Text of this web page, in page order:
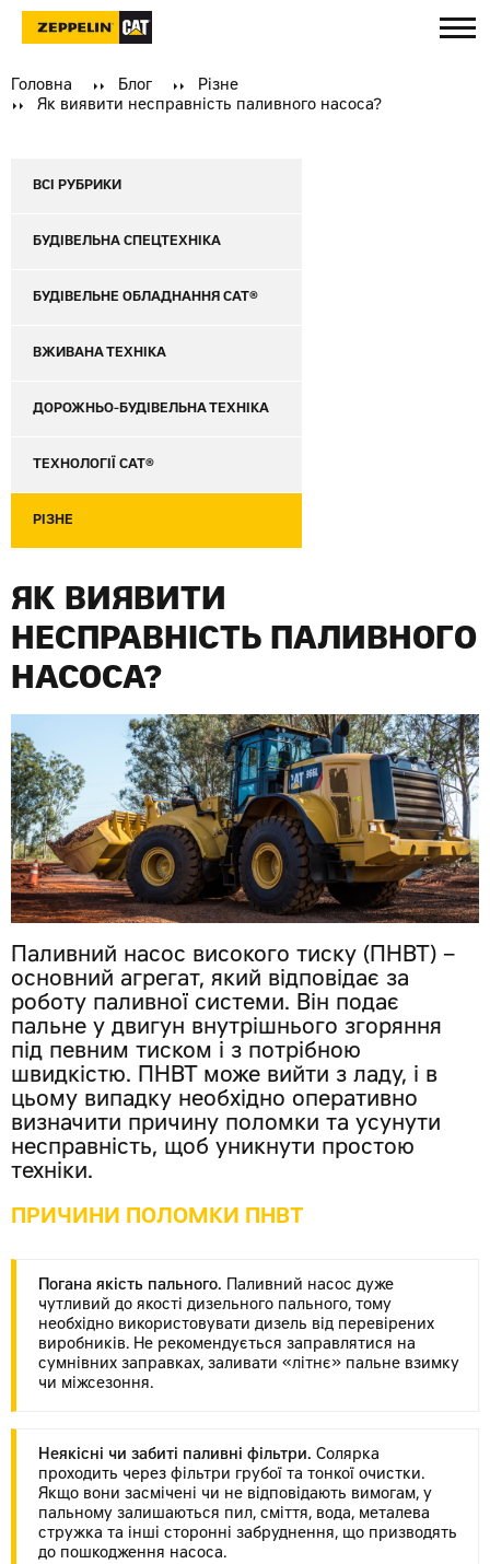
Головна Блог
Різне
Як виявити несправність паливного насоса?
ВСІ РУБРИКИ
БУДІВЕЛЬНА СПЕЦТЕХНІКА
БУДІВЕЛЬНЕ ОБЛАДНАННЯ CAT®
ВЖИВАНА ТЕХНІКА
ДОРОЖНЬО-БУДІВЕЛЬНА ТЕХНІКА
ТЕХНОЛОГІЇ CAT®
РІЗНЕ
ЯК ВИЯВИТИ
НЕСПРАВНІСТЬ ПАЛИВНОГО
НАСОСА?
Паливний насос високого тиску (ПНВТ) –
основний агрегат, який відповідає за
роботу паливної системи. Він подає
пальне у двигун внутрішнього згоряння
під певним тиском і з потрібною
швидкістю. ПНВТ може вийти з ладу, і в
цьому випадку необхідно оперативно
визначити причину поломки та усунути
несправність, щоб уникнути простою
техніки.
ПРИЧИНИ ПОЛОМКИ ПНВТ
Погана якість пального. Паливний насос дуже
чутливий до якості дизельного пального, тому
необхідно використовувати дизель від перевірених
виробників. Не рекомендується заправлятися на
сумнівних заправках, заливати «літнє» пальне взимку
чи міжсезоння.
Неякісні чи забиті паливні фільтри. Солярка
проходить через фільтри грубої та тонкої очистки.
Якщо вони засмічені чи не відповідають вимогам, у
пальному залишаються пил, сміття, вода, металева
стружка та інші сторонні забруднення, що призводять
до пошкодження насоса.